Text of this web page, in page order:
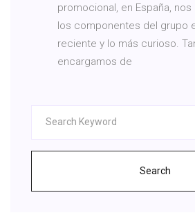
promocional, en España,
los componentes del grupo
reciente y lo más curioso.
encargamos de
Search